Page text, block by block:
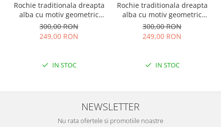
Rochie traditionala dreapta
alba cu motiv geometric
albastru Tania
300,00 RON
249,00 RON
IN STOC
Rochie traditionala dreapta
alba cu motiv geometric
rosu Doina
300,00 RON
249,00 RON
IN STOC
NEWSLETTER
Nu rata ofertele si promotiile noastre